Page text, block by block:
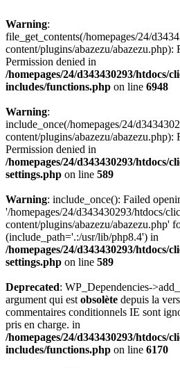
Warning:
file_get_contents(/homepages/24/
content/plugins/abazezu/abazezu.php):
Permission denied in
/homepages/24/d343430293/htdocs/
includes/functions.php on line 6948
Warning:
include_once(/homepages/24/
content/plugins/abazezu/abazezu.php):
Permission denied in
/homepages/24/d343430293/htdocs/
settings.php on line 589
Warning: include_once(): Failed
'/homepages/24/d343430293/htdocs/
content/plugins/abazezu/abazezu.php'
(include_path='.:/usr/lib/php8.4') in
/homepages/24/d343430293/htdocs/
settings.php on line 589
Deprecated: WP_Dependencies-
argument qui est obsolète depuis la
commentaires conditionnels IE sont
pris en charge. in
/homepages/24/d343430293/htdocs/
includes/functions.php on line 6170